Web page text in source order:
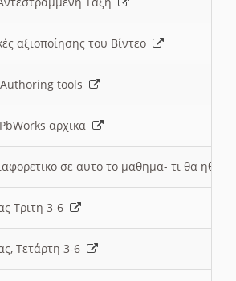
αξιοποίησης του Βίντεο
tools
αρχικα
σε αυτο το μαθημα- τι θα
Τριτη 3-6
Τετάρτη 3-6